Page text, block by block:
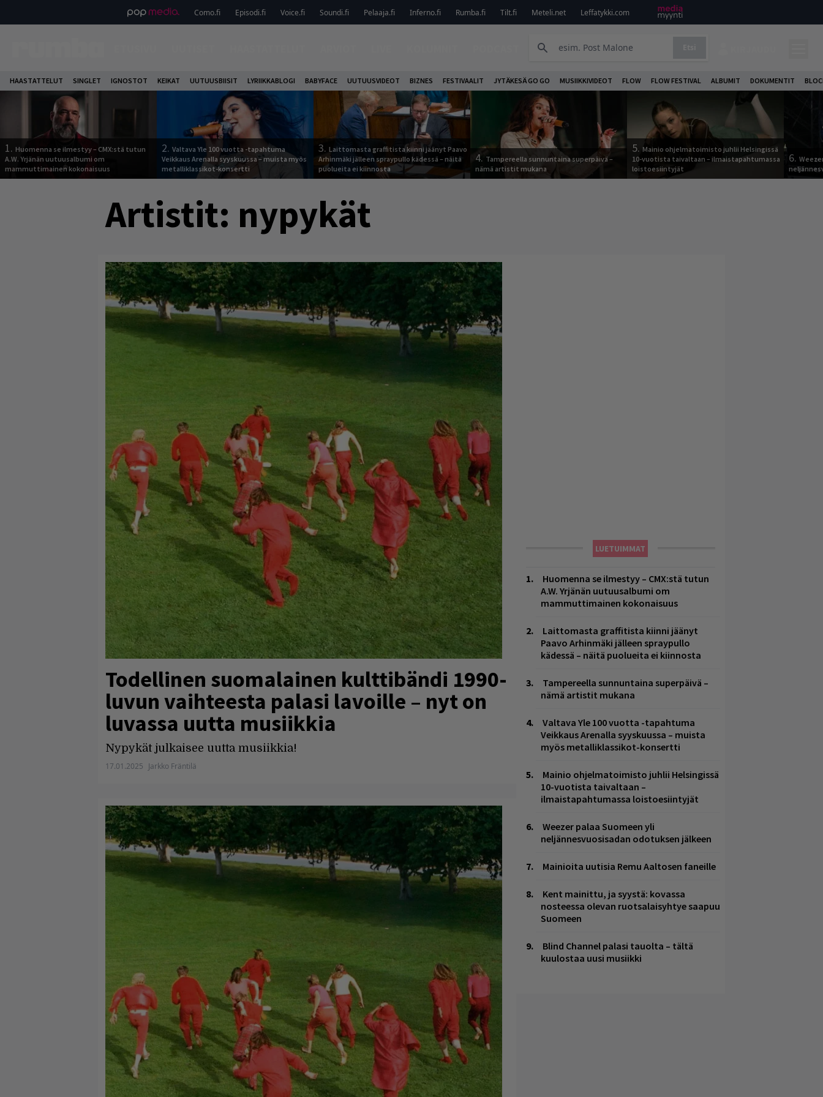
Como.fi Episodi.fi Voice.fi Soundi.fi Pelaaja.fi Inferno.fi Rumba.fi Tilt.fi Meteli.net Leffatykki.com
HAASTATTELUT SINGLET IGNOSTOT KEIKAT UUTUUSBIISIT LYRIIKKABLOGI BABYFACE UUTUUSVIDEOT BIZNES FESTIVAALIT JYTÄKESÄ GO GO MUSIIKKIVIDEOT FLOW FLOW FESTIVAL ALBUMIT DOKUMENTIT
1. Huomenna se ilmestyy – CMX:stä tutun
A.W. Yrjänän uutuusalbumi om
mammuttimainen kokonaisuus
2. Valtava Yle 100 vuotta -tapahtuma
Veikkaus Arenalla syyskuussa – muista myös
metalliklassikot-konsertti
3. Laittomasta graffitista kiinni jäänyt Paavo
Arhinmäki jälleen spraypullo kädessä – näitä
puolueita ei kiinnosta
4. Tampereella sunnuntaina superpäivä –
nämä artistit mukana
5. Mainio ohjelmatoimisto juhlii Helsingissä
10-vuotista taivaltaan – ilmaistapahtumassa
loistoesiintyjät
6.
Artistit: nypykät
Todellinen suomalainen kulttibändi 1990-
luvun vaihteesta palasi lavoille – nyt on
luvassa uutta musiikkia
Nypykät julkaisee uutta musiikkia!
17.01.2025 Jarkko Fräntilä
LUETUIMMAT
Huomenna se ilmestyy – CMX:stä tutun
A.W. Yrjänän uutuusalbumi om
mammuttimainen kokonaisuus
Laittomasta graffitista kiinni jäänyt
Paavo Arhinmäki jälleen spraypullo
kädessä – näitä puolueita ei kiinnosta
Tampereella sunnuntaina superpäivä –
nämä artistit mukana
Valtava Yle 100 vuotta -tapahtuma
Veikkaus Arenalla syyskuussa – muista
myös metalliklassikot-konsertti
Mainio ohjelmatoimisto juhlii Helsingissä
10-vuotista taivaltaan –
ilmaistapahtumassa loistoesiintyjät
Weezer palaa Suomeen yli
neljännesvuosisadan odotuksen jälkeen
Mainioita uutisia Remu Aaltosen faneille
Kent mainittu, ja syystä: kovassa
nosteessa olevan ruotsalaisyhtye saapuu
Suomeen
Blind Channel palasi tauolta – tältä
kuulostaa uusi musiikki